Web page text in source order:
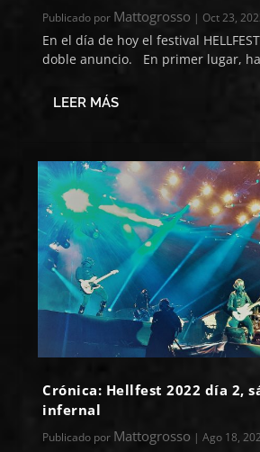
Publicado por Mattogrosso | Oct 23,
En el día de hoy el festival
doble anuncio. En primer lugar,
LEER MÁS
Crónica: Hellfest 2022 día 2,
infernal
Publicado por Mattogrosso |Ago 18,